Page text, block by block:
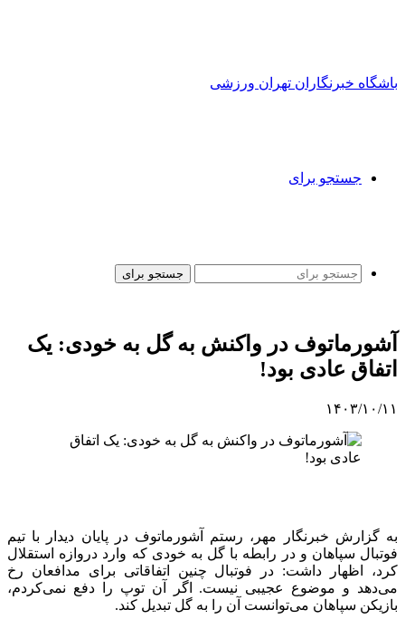
باشگاه خبرنگاران تهران ورزشی
جستجو برای
جستجو برای
آشورماتوف در واکنش به گل به خودی: یک
اتفاق عادی بود!
۱۴۰۳/۱۰/۱۱
به گزارش خبرنگار مهر، رستم آشورماتوف در پایان دیدار با تیم
فوتبال سپاهان و در رابطه با گل به خودی که وارد دروازه استقلال
کرد، اظهار داشت: در فوتبال چنین اتفاقاتی برای مدافعان رخ
می‌دهد و موضوع عجیبی نیست. اگر آن توپ را دفع نمی‌کردم،
بازیکن سپاهان می‌توانست آن را به گل تبدیل کند.